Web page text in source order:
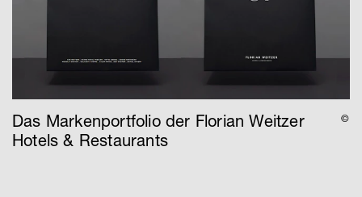
Das Markenportfolio der Florian Weitzer
Hotels & Restaurants
©